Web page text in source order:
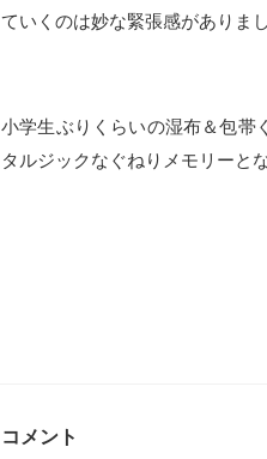
ていくのは妙な緊張感がありま
小学生ぶりくらいの湿布＆包帯
タルジックなぐねりメモリーと
コメント